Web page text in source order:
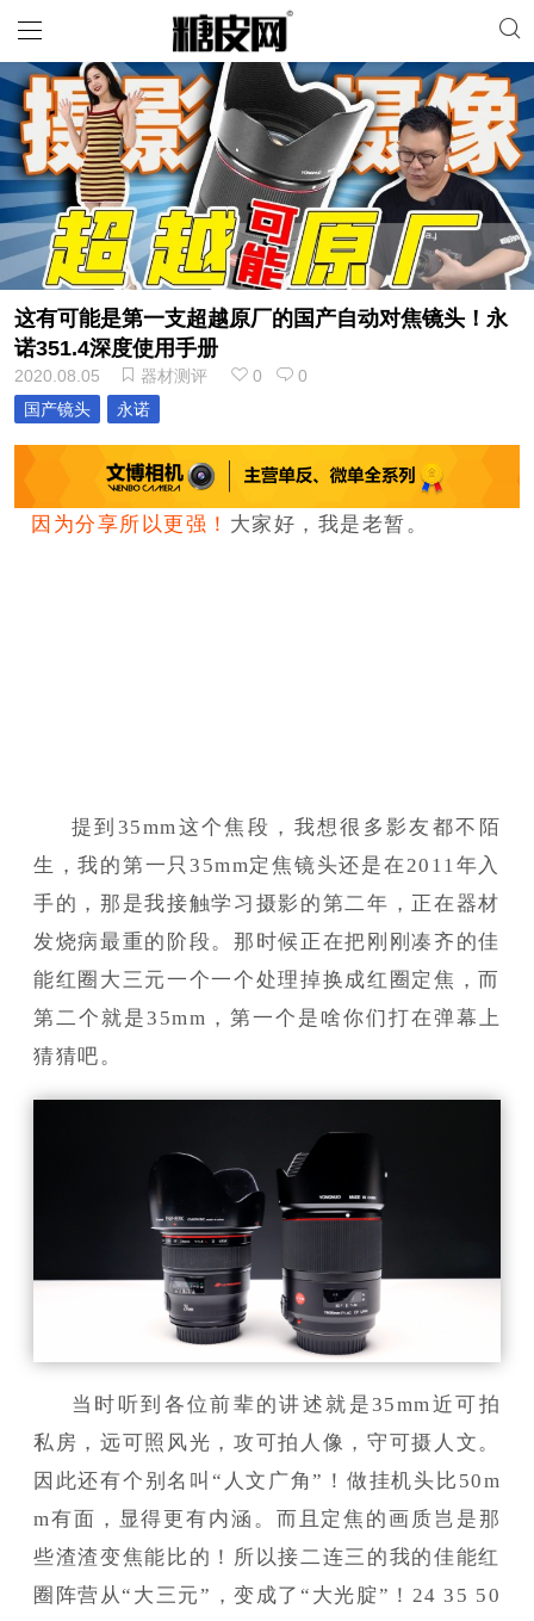
这有可能是第一支超越原厂的国产自动对焦镜头！永
诺351.4深度使用手册
2020.08.05 器材测评 0
0
国产镜头
永诺
因为分享所以更强！ 大家好，我是老暂。
提到35mm这个焦段，我想很多影友都不陌
生，我的第一只35mm定焦镜头还是在2011年入
手的，那是我接触学习摄影的第二年，正在器材
发烧病最重的阶段。那时候正在把刚刚凑齐的佳
能红圈大三元一个一个处理掉换成红圈定焦，而
第二个就是35mm，第一个是啥你们打在弹幕上
猜猜吧。
当时听到各位前辈的讲述就是35mm近可拍
私房，远可照风光，攻可拍人像，守可摄人文。
因此还有个别名叫“人文广角”！做挂机头比50m
m有面，显得更有内涵。而且定焦的画质岂是那
些渣渣变焦能比的！所以接二连三的我的佳能红
圈阵营从“大三元”，变成了“大光腚”！24 35 50